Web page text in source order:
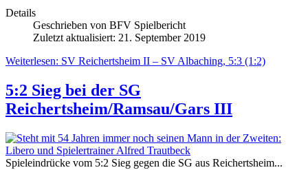
Details
Geschrieben von BFV Spielbericht
Zuletzt aktualisiert: 21. September 2019
Weiterlesen: SV Reichertsheim II – SV Albaching, 5:3 (1:2)
5:2 Sieg bei der SG
Reichertsheim/Ramsau/Gars III
Spieleindrücke vom 5:2 Sieg gegen die SG aus Reichertsheim...